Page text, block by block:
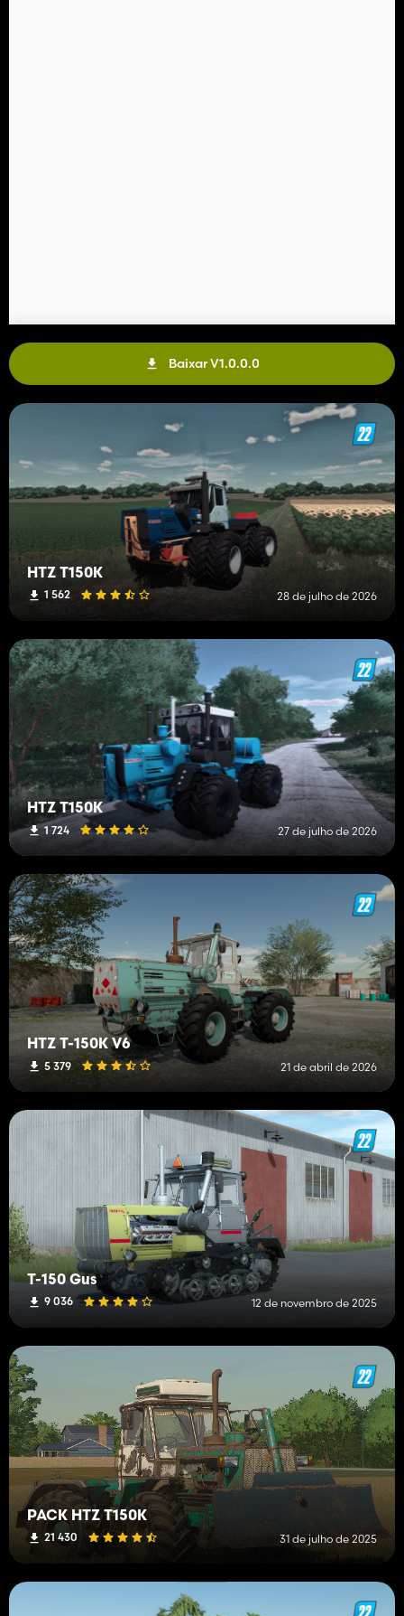
Baixar V1.0.0.0
HTZ T150K
1 562 28 de julho de 2026
HTZ T150K
1 724 27 de julho de 2026
HTZ T-150K V6
5 379 21 de abril de 2026
T-150 Gus
9 036 12 de novembro de 2025
PACK HTZ T150K
21 430 31 de julho de 2025